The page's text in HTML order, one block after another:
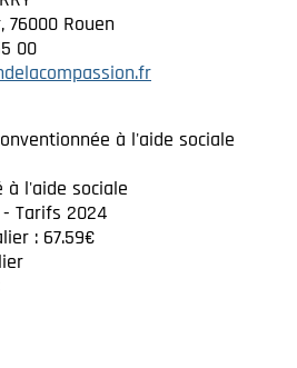
76000 Rouen
00
à l'aide sociale
à l'aide sociale
Tarifs 2024
: 67.59€